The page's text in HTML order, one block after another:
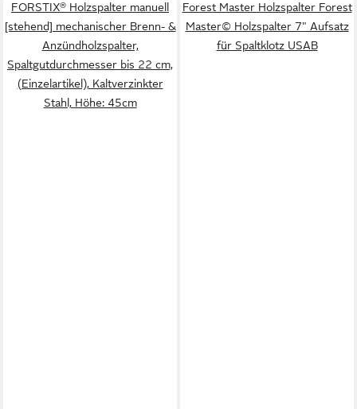
FORSTIX® Holzspalter manuell
[stehend] mechanischer Brenn- &
Anzündholzspalter,
Spaltgutdurchmesser bis 22 cm,
(Einzelartikel), Kaltverzinkter
Stahl, Höhe: 45cm
Forest Master Holzspalter Forest
Master© Holzspalter 7" Aufsatz
für Spaltklotz USAB